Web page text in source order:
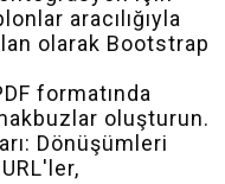
aracılığıyla
olarak Bootstrap
formatında
oluşturun.
Dönüşümleri